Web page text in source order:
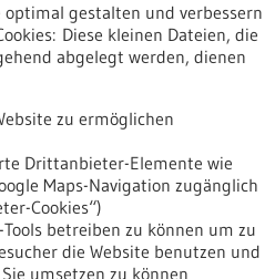
optimal gestalten und verbessern
Diese kleinen Dateien, die
abgelegt werden, dienen
zu ermöglichen
Drittanbieter-Elemente wie
Maps-Navigation zugänglich
Cookies“)
betreiben zu können um zu
die Website benutzen und
umsetzen zu können